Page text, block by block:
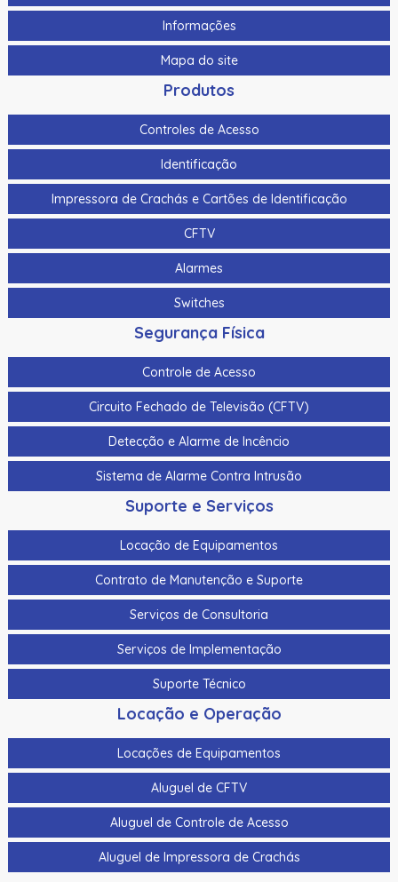
Informações
Mapa do site
Produtos
Controles de Acesso
Identificação
Impressora de Crachás e Cartões de Identificação
CFTV
Alarmes
Switches
Segurança Física
Controle de Acesso
Circuito Fechado de Televisão (CFTV)
Detecção e Alarme de Incêncio
Sistema de Alarme Contra Intrusão
Suporte e Serviços
Locação de Equipamentos
Contrato de Manutenção e Suporte
Serviços de Consultoria
Serviços de Implementação
Suporte Técnico
Locação e Operação
Locações de Equipamentos
Aluguel de CFTV
Aluguel de Controle de Acesso
Aluguel de Impressora de Crachás